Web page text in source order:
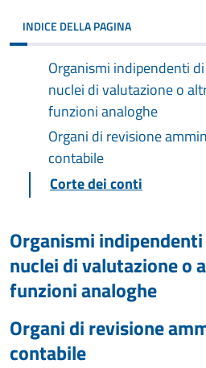
INDICE DELLA PAGINA
Organismi indipendenti
nuclei di valutazione o
funzioni analoghe
Organi di revisione
contabile
Corte dei conti
Organismi
nuclei di valutazione o
funzioni analoghe
Organi di revisione
contabile